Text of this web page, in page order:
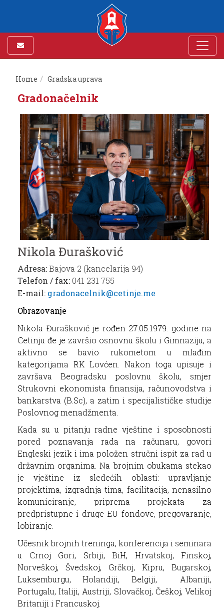
Home Gradska uprava
Gradonačelnik
Nikola Đurašković
Adresa:Bajova 2 (kancelarija 94)
Telefon / fax: 041 231 755
E-mail: gradonacelnik@cetinje.me
Obrazovanje
Nikola Đurašković je rođen 27.05.1979. godine na
Cetinju đe je završio osnovnu školu i Gimnaziju, a
aktivno se bavio rukometom u mlađim
kategorijama RK Lovćen. Nakon toga upisuje i
završava Beogradsku poslovnu školu, smjer
Strukovni ekonomista finansija, računovodstva i
bankarstva (B.Sc), a zatim i specijalističke studije
Poslovnog menadžmenta.
Kada su u pitanju radne vještine i sposobnosti
pored poznavanja rada na računaru, govori
Engleski jezik i ima položen stručni ispit za rad u
državnim organima. Na brojnim obukama stekao
je vještine iz sledećih oblasti:
upravljanje
projektima, izgradnja tima, facilitacija, nenasilno
komuniciranje, priprema projekata za
predpristupne i druge EU fondove, pregovaranje,
lobiranje.
Učesnik brojnih treninga, konferencija i seminara
u Crnoj Gori, Srbiji, BiH, Hrvatskoj, Finskoj,
Norveškoj, Švedskoj, Grčkoj, Kipru, Bugarskoj,
Luksemburgu, Holandiji, Belgiji, Albaniji,
Portugalu, Italiji, Austriji, Slovačkoj, Češkoj, Velikoj
Britaniji i Francuskoj.